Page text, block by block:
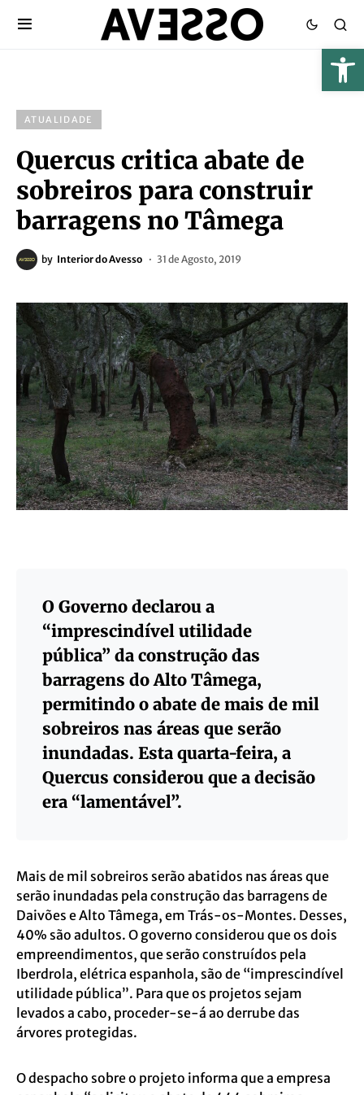
ATUALIDADE
Quercus critica abate de
sobreiros para construir
barragens no Tâmega
by Interior do Avesso 31 de Agosto, 2019
O Governo declarou a
“imprescindível utilidade
pública” da construção das
barragens do Alto Tâmega,
permitindo o abate de mais de mil
sobreiros nas áreas que serão
inundadas. Esta quarta-feira, a
Quercus considerou que a decisão
era “lamentável”.
Mais de mil sobreiros serão abatidos nas áreas que
serão inundadas pela construção das barragens de
Daivões e Alto Tâmega, em Trás-os-Montes. Desses,
40% são adultos. O governo considerou que os dois
empreendimentos, que serão construídos pela
Iberdrola, elétrica espanhola, são de “imprescindível
utilidade pública”. Para que os projetos sejam
levados a cabo, proceder-se-á ao derrube das
árvores protegidas.
O despacho sobre o projeto informa que a empresa